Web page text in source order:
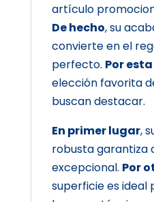
artículo
De hecho, su
convierte en el
perfecto. Por
elección favorita
buscan destacar.
En primer lugar,
robusta garantiza
excepcional. Por
superficie es ideal